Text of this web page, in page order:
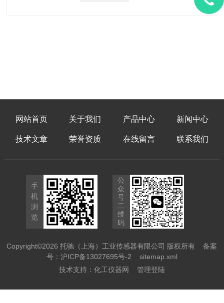
部件，并且易于使用电化学氧气传感器，
网站首页 关于我们 产品中心 新闻中心
技术文章 荣誉资质 在线留言 联系我们
手
机
浏
览
公
众
号
二
维
码
Copyright©2026 托驰（上海）工业传感器有限公司 版权所有备案
号：沪ICP备13027695号-2
sitemap.xml
技术支持： 化工仪器网 管理登陆